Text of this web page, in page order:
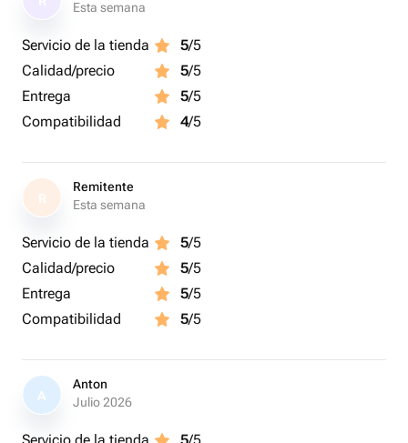
Esta semana
Servicio de la tienda 5/5
Calidad/precio
5/5
Entrega
5/5
Compatibilidad
4/5
R
Remitente
Esta semana
Servicio de la tienda 5/5
Calidad/precio
5/5
Entrega
5/5
Compatibilidad
5/5
A
Anton
Julio 2026